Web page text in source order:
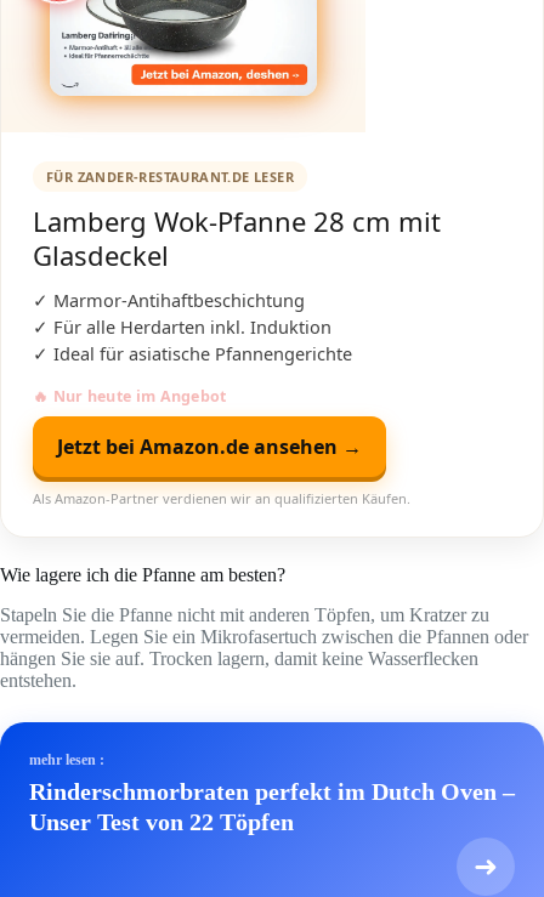
FÜR ZANDER-RESTAURANT.DE LESER
Lamberg Wok-Pfanne 28 cm mit
Glasdeckel
✓ Marmor-Antihaftbeschichtung
✓ Für alle Herdarten inkl. Induktion
✓ Ideal für asiatische Pfannengerichte
🔥 Nur heute im Angebot
Jetzt bei Amazon.de ansehen →
Als Amazon-Partner verdienen wir an qualifizierten Käufen.
Wie lagere ich die Pfanne am besten?
Stapeln Sie die Pfanne nicht mit anderen Töpfen, um Kratzer zu
vermeiden. Legen Sie ein Mikrofasertuch zwischen die Pfannen oder
hängen Sie sie auf. Trocken lagern, damit keine Wasserflecken
entstehen.
mehr lesen :
Rinderschmorbraten perfekt im Dutch Oven –
Unser Test von 22 Töpfen
➜